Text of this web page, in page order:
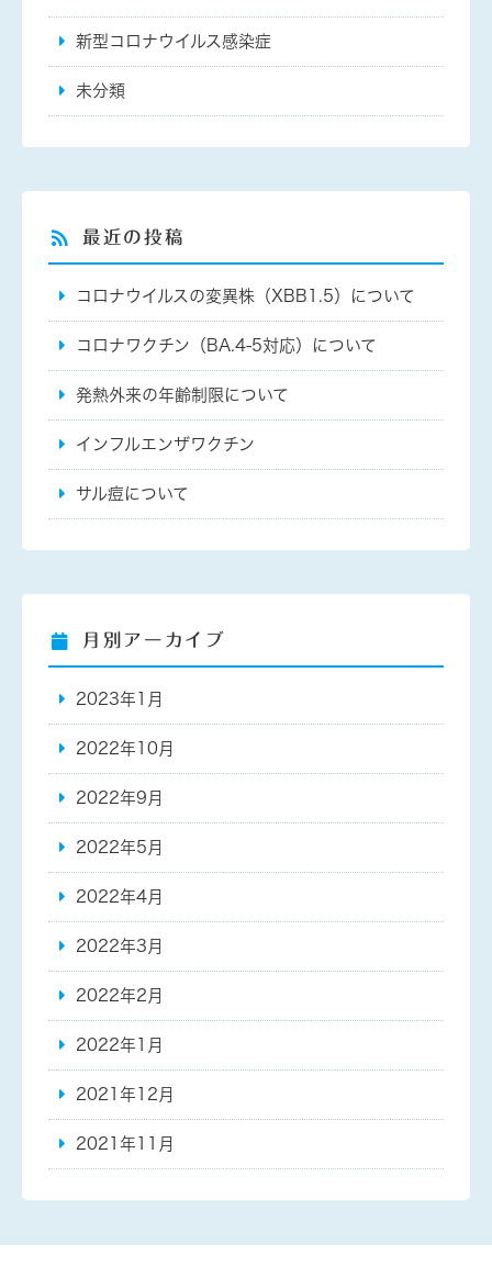
新型コロナウイルス感染症
未分類
最近の投稿
コロナウイルスの変異株（XBB1.5）について
コロナワクチン（BA.4-5対応）について
発熱外来の年齢制限について
インフルエンザワクチン
サル痘について
月別アーカイブ
2023年1月
2022年10月
2022年9月
2022年5月
2022年4月
2022年3月
2022年2月
2022年1月
2021年12月
2021年11月